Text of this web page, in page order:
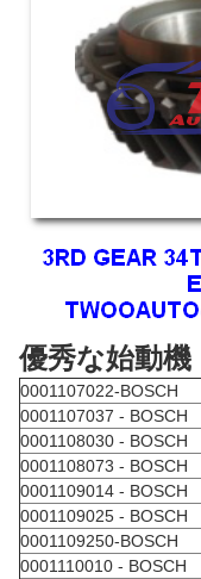
優秀な始動機
0001107022-BOSCH
0001107037 - BOSCH
0001108030 - BOSCH
0001108073 - BOSCH
0001109014 - BOSCH
0001109025 - BOSCH
0001109250-BOSCH
0001110010 - BOSCH